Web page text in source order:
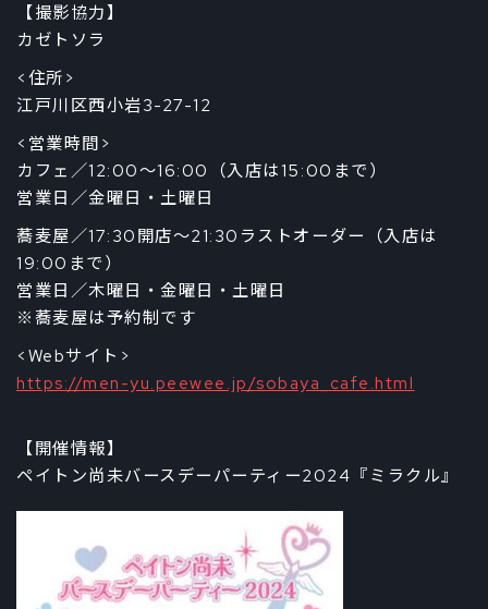
【撮影協力】
カゼトソラ
<住所>
江戸川区西小岩3-27-12
<営業時間>
カフェ／12:00～16:00（入店は15:00まで）
営業日／金曜日・土曜日
蕎麦屋／17:30開店～21:30ラストオーダー（入店は
19:00まで）
営業日／木曜日・金曜日・土曜日
※蕎麦屋は予約制です
<Webサイト>
https://men-yu.peewee.jp/sobaya_cafe.html
【開催情報】
ペイトン尚未バースデーパーティー2024『ミラクル』